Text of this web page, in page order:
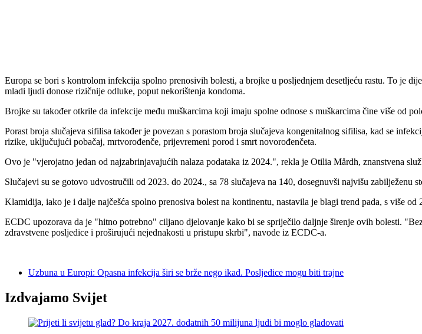
Europa se bori s kontrolom infekcija spolno prenosivih bolesti, a brojke u posljednjem desetljeću rastu. To je
mladi ljudi donose rizičnije odluke, poput nekorištenja kondoma.
Brojke su također otkrile da infekcije među muškarcima koji imaju spolne odnose s muškarcima čine više od
Porast broja slučajeva sifilisa također je povezan s porastom broja slučajeva kongenitalnog sifilisa, kad se
rizike, uključujući pobačaj, mrtvorođenče, prijevremeni porod i smrt novorođenčeta.
Ovo je "vjerojatno jedan od najzabrinjavajućih nalaza podataka iz 2024.", rekla je Otilia Mårdh, znanstvena
Slučajevi su se gotovo udvostručili od 2023. do 2024., sa 78 slučajeva na 140, dosegnuvši najvišu
Klamidija, iako je i dalje najčešća spolno prenosiva bolest na kontinentu, nastavila je blagi trend pada, s više
ECDC upozorava da je "hitno potrebno" ciljano djelovanje kako bi se spriječilo daljnje širenje ovih bolesti.
zdravstvene posljedice i proširujući nejednakosti u pristupu skrbi", navode iz ECDC-a.
Uzbuna u Europi: Opasna infekcija širi se brže nego ikad. Posljedice mogu biti trajne
Izdvajamo Svijet